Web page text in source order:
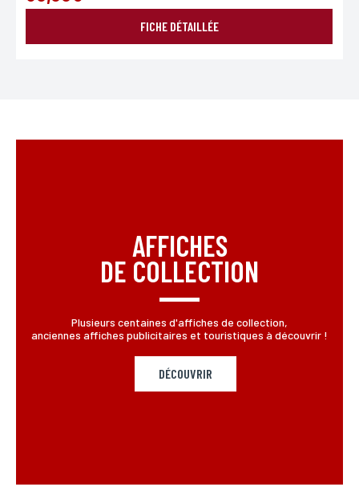
FICHE DÉTAILLÉE
AFFICHES
DE COLLECTION
Plusieurs centaines d'affiches de collection,
anciennes affiches publicitaires et touristiques à découvrir !
DÉCOUVRIR